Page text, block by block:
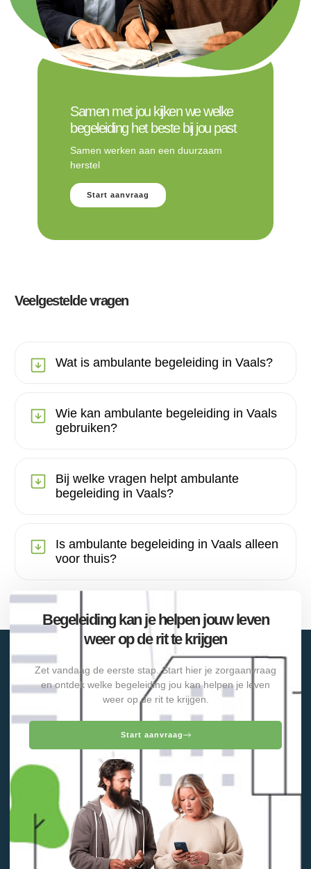
Samen met jou kijken we welke
begeleiding het beste bij jou past
Samen werken aan een duurzaam
herstel
Start aanvraag
Veelgestelde vragen
Wat is ambulante begeleiding in Vaals?
Wie kan ambulante begeleiding in Vaals
gebruiken?
Bij welke vragen helpt ambulante
begeleiding in Vaals?
Is ambulante begeleiding in Vaals alleen
voor thuis?
Begeleiding kan je helpen jouw leven
weer op de rit te krijgen
Zet vandaag de eerste stap. Start hier je zorgaanvraag
en ontdek welke begeleiding jou kan helpen je leven
weer op de rit te krijgen.
Start aanvraag